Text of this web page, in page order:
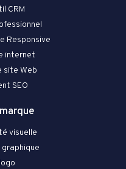
CRM
Responsive
internet
site Web
SEO
visuelle